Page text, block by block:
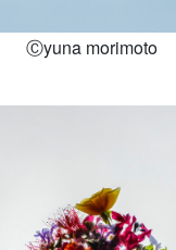
Ⓒyuna morimoto